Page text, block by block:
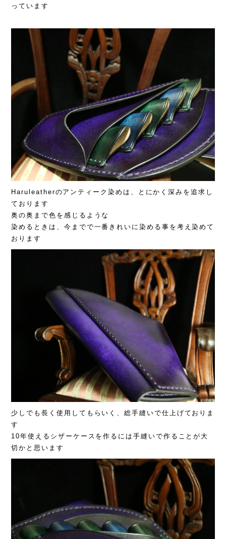
っています
Haruleatherのアンティーク染めは、とにかく深みを追求し
ております
奥の奥まで色を感じるような
染めるときは、今までで一番きれいに染める事を考え染めて
おります
少しでも長く使用してもらいく、総手縫いで仕上げておりま
す
10年使えるシザーケースを作るには手縫いで作ることが大
切かと思います